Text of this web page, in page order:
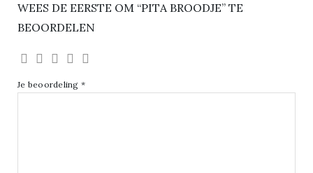
WEES DE EERSTE OM “PITA BROODJE” TE
BEOORDELEN
Je beoordeling *